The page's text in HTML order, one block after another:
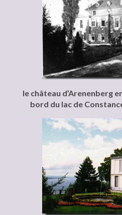
le château d’Arenenberg
bord du lac de